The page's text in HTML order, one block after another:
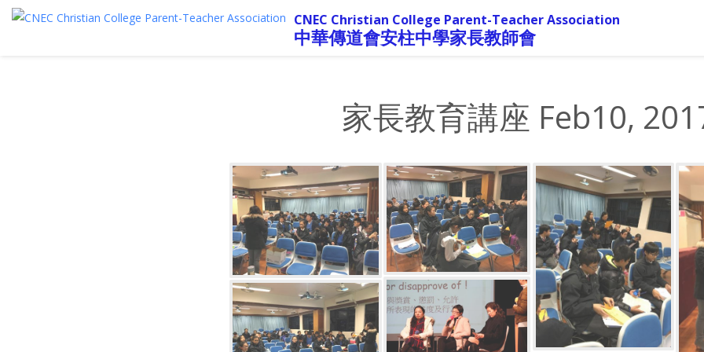
CNEC Christian College Parent-Teacher Association
中華傳道會安柱中學家長教師會
家長教育講座 Feb10,